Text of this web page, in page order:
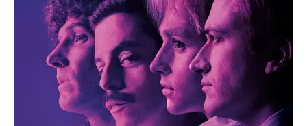
Für die kleine Reisekasse bietet sich außerdem
Couchsurfingan.